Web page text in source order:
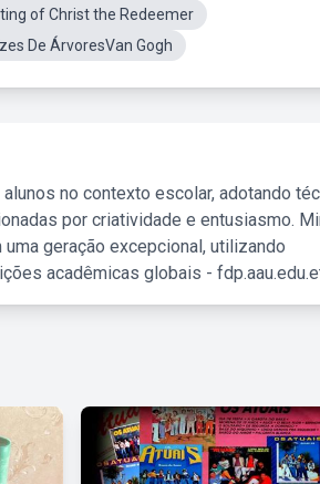
of Christ the Redeemer
De ÁrvoresVan Gogh
no contexto escolar, adotando
por criatividade e entusiasmo.
geração excepcional, utilizando
acadêmicas globais -